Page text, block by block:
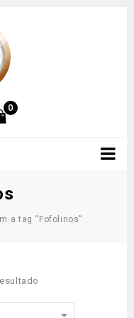
0
a tag “Fofolinos”